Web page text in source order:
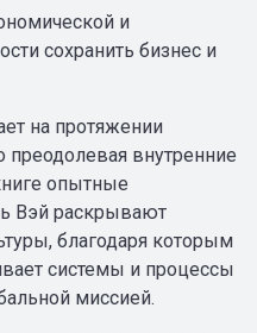
и
сохранить бизнес и
на протяжении
преодолевая внутренние
опытные
Вэй раскрывают
благодаря которым
системы и процессы
миссией.